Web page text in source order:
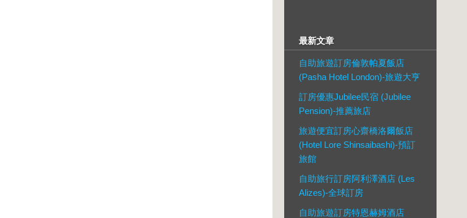
最新文章
自助旅遊訂房倫敦帕夏飯店
(Pasha Hotel London)-旅遊大亨
訂房優惠Jubilee民宿 (Jubilee
Pension)-推薦旅店
旅遊便宜訂房心齋橋洛爾飯店
(Hotel Lore Shinsaibashi)-預訂
旅館
自助旅行訂房阿利澤酒店 (Les
Alizes)-全球訂房
自助旅遊訂房特恩赫姆酒店